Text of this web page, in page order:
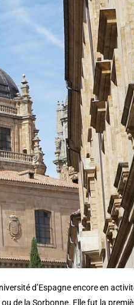
d’Espagne encore en
de la Sorbonne. Elle fut la